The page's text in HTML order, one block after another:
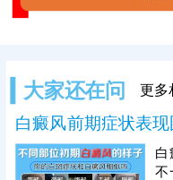
大家还在问 更多
白癜风前期症状表
白
不